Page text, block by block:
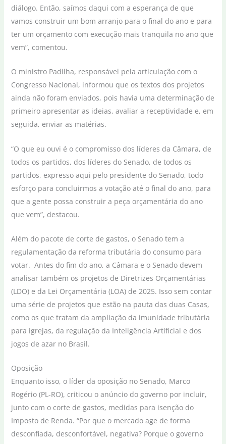
diálogo. Então, saímos daqui com a esperança de que
vamos construir um bom arranjo para o final do ano e para
ter um orçamento com execução mais tranquila no ano que
vem”, comentou.
O ministro Padilha, responsável pela articulação com o
Congresso Nacional, informou que os textos dos projetos
ainda não foram enviados, pois havia uma determinação de
primeiro apresentar as ideias, avaliar a receptividade e, em
seguida, enviar as matérias.
“O que eu ouvi é o compromisso dos líderes da Câmara, de
todos os partidos, dos líderes do Senado, de todos os
partidos, expresso aqui pelo presidente do Senado, todo
esforço para concluirmos a votação até o final do ano, para
que a gente possa construir a peça orçamentária do ano
que vem”, destacou.
Além do pacote de corte de gastos, o Senado tem a
regulamentação da reforma tributária do consumo para
votar. Antes do fim do ano, a Câmara e o Senado devem
analisar também os projetos de Diretrizes Orçamentárias
(LDO) e da Lei Orçamentária (LOA) de 2025. Isso sem contar
uma série de projetos que estão na pauta das duas Casas,
como os que tratam da ampliação da imunidade tributária
para igrejas, da regulação da Inteligência Artificial e dos
jogos de azar no Brasil.
Oposição
Enquanto isso, o líder da oposição no Senado, Marco
Rogério (PL-RO), criticou o anúncio do governo por incluir,
junto com o corte de gastos, medidas para isenção do
Imposto de Renda. “Por que o mercado age de forma
desconfiada, desconfortável, negativa? Porque o governo